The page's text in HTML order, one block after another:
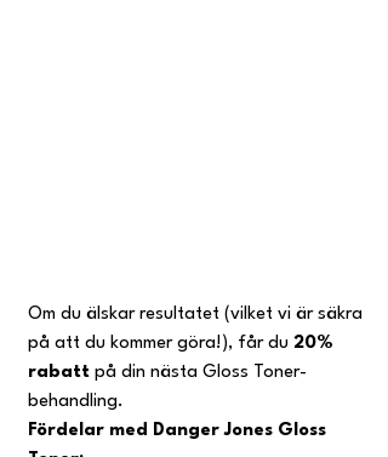
Om du älskar resultatet (vilket vi är säkra
på att du kommer göra!), får du 20%
rabatt på din nästa Gloss Toner-
behandling.
Fördelar med Danger Jones Gloss